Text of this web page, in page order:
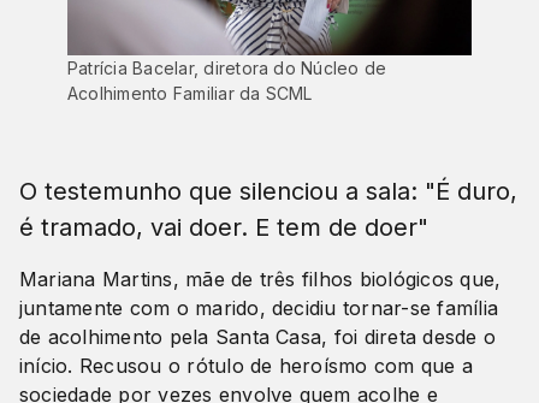
Patrícia Bacelar, diretora do Núcleo de
Acolhimento Familiar da SCML
O testemunho que silenciou a sala: "É duro,
é tramado, vai doer. E tem de doer"
Mariana Martins, mãe de três filhos biológicos que,
juntamente com o marido, decidiu tornar-se família
de acolhimento pela Santa Casa, foi direta desde o
início. Recusou o rótulo de heroísmo com que a
sociedade por vezes envolve quem acolhe e